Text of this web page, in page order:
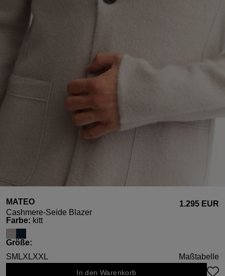
MATEO
Cashmere-Seide Blazer
1.295 EUR
Farbeauswählen
: kitt
Größeauswählen
:
SM LXLXXL Maßtabelle
In den Warenkorb